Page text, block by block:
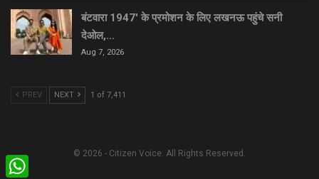
बंटवारा 1947′ के प्रमोशन के लिए लखनऊ पहुंचे सनी
देओल,…
Aug 7, 2026
PREV NEXT 1 of 7,411
© 2026 - Citizen Voice. All Rights Reserved.